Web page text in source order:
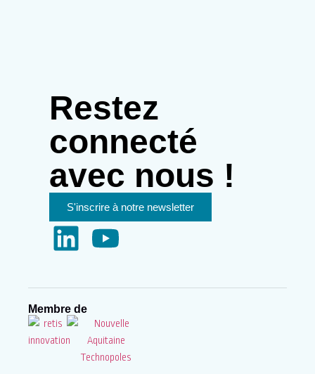
Restez
connecté
avec nous !
S'inscrire à notre newsletter
Membre de